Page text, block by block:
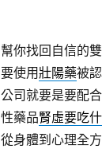
幫你找回自信的
要使用壯陽藥被
公司就要是要配
性藥品腎虛要吃
從身體到心理全